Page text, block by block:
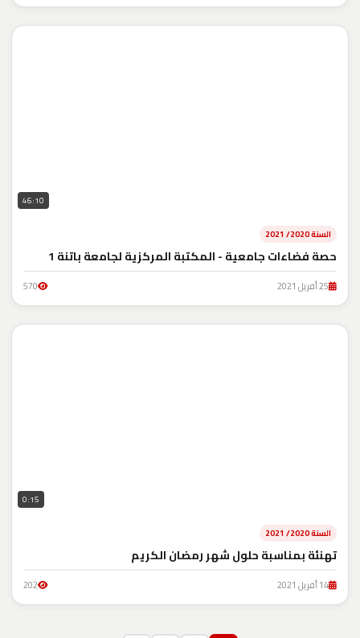
46:10
السنة 2020/ 2021
حصة فضاءات جامعية - المكتبة المركزية لجامعة باتنة 1
25 أفريل 2021 570
0:15
السنة 2020/ 2021
تهنئة بمناسبة حلول شهر رمضان الكريم
14 أفريل 2021 202